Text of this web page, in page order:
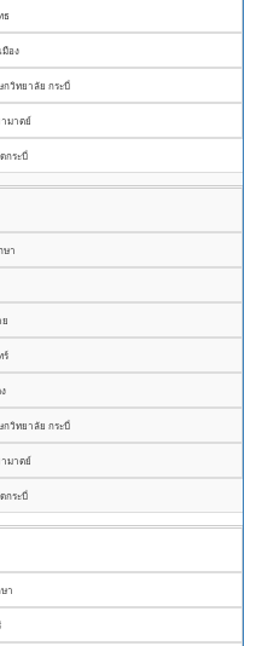
ธ
มือง
กวิทยาลัย กระบี่
มาตย์
กระบี่
ษา
ย
ร์
กวิทยาลัย กระบี่
มาตย์
กระบี่
า